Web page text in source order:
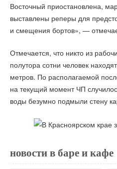
Восточный приостановлена,
выставлены реперы для
и смещения бортов», —
Отмечается, что никто из
полутора сотни человек
метров. По располагаемой
на текущий момент ЧП
воды безумно подмыли стену
новости в баре и кафе